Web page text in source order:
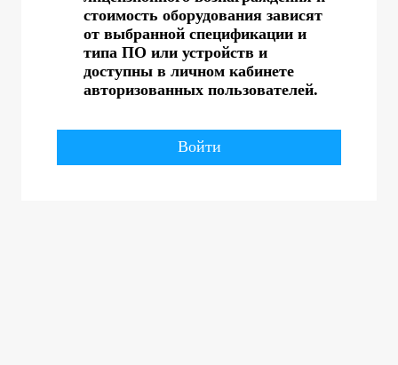
стоимость оборудования зависят
от выбранной спецификации и
типа ПО или устройств и
доступны в личном кабинете
авторизованных пользователей.
Войти